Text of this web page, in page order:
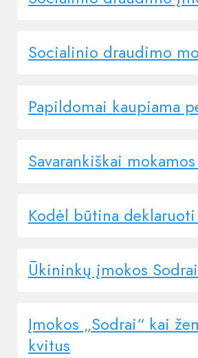
Socialinio draudimo
Papildomai kaupiama
Savarankiškai
Kodėl būtina
Ūkininkų įmokos Sodrai
Įmokos „Sodrai“ kai
kvitus